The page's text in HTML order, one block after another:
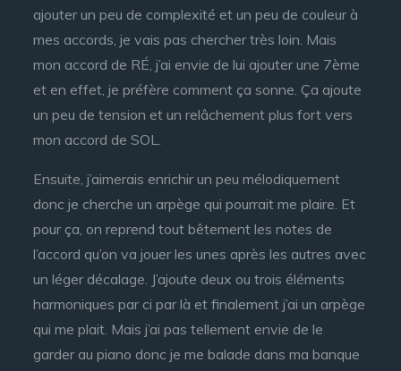
ajouter un peu de complexité et un peu de couleur à
mes accords, je vais pas chercher très loin. Mais
mon accord de RÉ, j’ai envie de lui ajouter une 7ème
et en effet, je préfère comment ça sonne. Ça ajoute
un peu de tension et un relâchement plus fort vers
mon accord de SOL.
Ensuite, j’aimerais enrichir un peu mélodiquement
donc je cherche un arpège qui pourrait me plaire. Et
pour ça, on reprend tout bêtement les notes de
l’accord qu’on va jouer les unes après les autres avec
un léger décalage. J’ajoute deux ou trois éléments
harmoniques par ci par là et finalement j’ai un arpège
qui me plait. Mais j’ai pas tellement envie de le
garder au piano donc je me balade dans ma banque